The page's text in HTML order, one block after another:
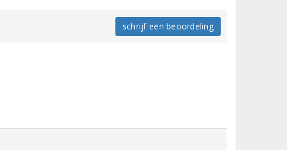
schrijf een beoordeling